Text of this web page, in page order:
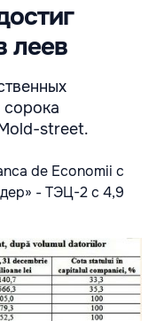
леев
street.
de Economii с
- ТЭЦ-2 с 4,9